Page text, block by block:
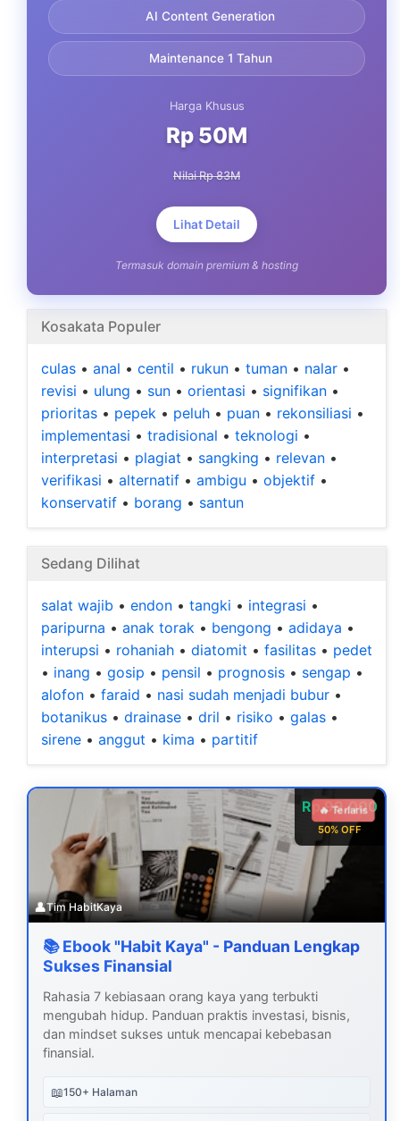
AI Content Generation
Maintenance 1 Tahun
Harga Khusus
Rp 50M
Nilai Rp 83M
Lihat Detail
Termasuk domain premium & hosting
Kosakata Populer
culas • anal • centil • rukun • tuman • nalar •
revisi • ulung • sun • orientasi • signifikan •
prioritas • pepek • peluh • puan • rekonsiliasi •
implementasi • tradisional • teknologi •
interpretasi • plagiat • sangking • relevan •
verifikasi • alternatif • ambigu • objektif •
konservatif • borang • santun
Sedang Dilihat
salat wajib • endon • tangki • integrasi •
paripurna • anak torak • bengong • adidaya •
interupsi • rohaniah • diatomit • fasilitas • pedet
• inang • gosip • pensil • prognosis • sengap •
alofon • faraid • nasi sudah menjadi bubur •
botanikus • drainase • dril • risiko • galas •
sirene • anggut • kima • partitif
Rp 99.000
50% OFF
🔥 Terlaris
👤Tim HabitKaya
📚 Ebook "Habit Kaya" - Panduan Lengkap
Sukses Finansial
Rahasia 7 kebiasaan orang kaya yang terbukti
mengubah hidup. Panduan praktis investasi, bisnis,
dan mindset sukses untuk mencapai kebebasan
finansial.
📖150+ Halaman